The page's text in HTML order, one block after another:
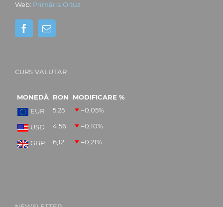
Web: Primăria Oituz
CURS VALUTAR
MONEDĂ RON
MODIFICARE %
EUR
5,25 –0,05%
USD 4,56 –0,10%
GBP 6,12 –0,21%